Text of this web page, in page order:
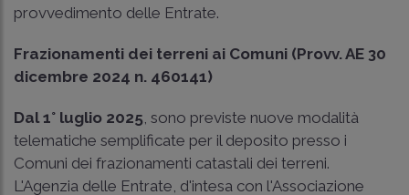
provvedimento delle Entrate.
Frazionamenti dei terreni ai Comuni (Provv. AE 30
dicembre 2024 n. 460141)
Dal 1° luglio 2025 , sono previste nuove modalità
telematiche semplificate per il deposito presso i
Comuni dei frazionamenti catastali dei terreni.
L'Agenzia delle Entrate, d'intesa con l'Associazione